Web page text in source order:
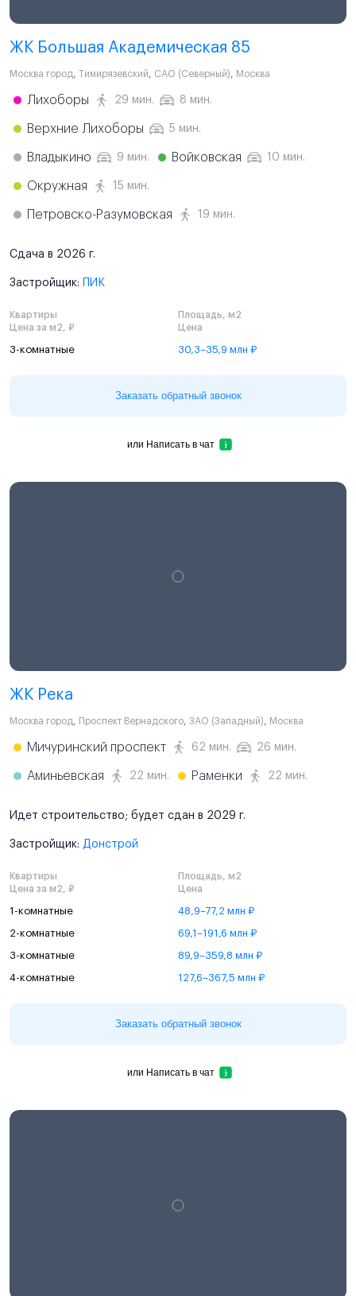
ЖК Большая Академическая 85
Москва город, Тимирязевский, САО (Северный), Москва
Лихоборы 29 мин. 8 мин.
Верхние Лихоборы 5 мин.
Владыкино 9 мин. Войковская 10 мин.
Окружная 15 мин.
Петровско-Разумовская 19 мин.
Сдача в 2026 г.
Застройщик: ПИК
Квартиры
Площадь, м2
Цена за м2, ₽
Цена
3-комнатные 30,3–35,9 млн ₽
Заказать обратный звонок
или Написать в чат
ЖК Река
Москва город, Проспект Вернадского, ЗАО (Западный), Москва
Мичуринский проспект 62 мин. 26 мин.
Аминьевская 22 мин. Раменки 22 мин.
Идет строительство; будет сдан в 2029 г.
Застройщик: Донстрой
Квартиры
Площадь, м2
Цена за м2, ₽
Цена
1-комнатные 48,9–77,2 млн ₽
2-комнатные 69,1–191,6 млн ₽
3-комнатные 89,9–359,8 млн ₽
4-комнатные 127,6–367,5 млн ₽
Заказать обратный звонок
или Написать в чат